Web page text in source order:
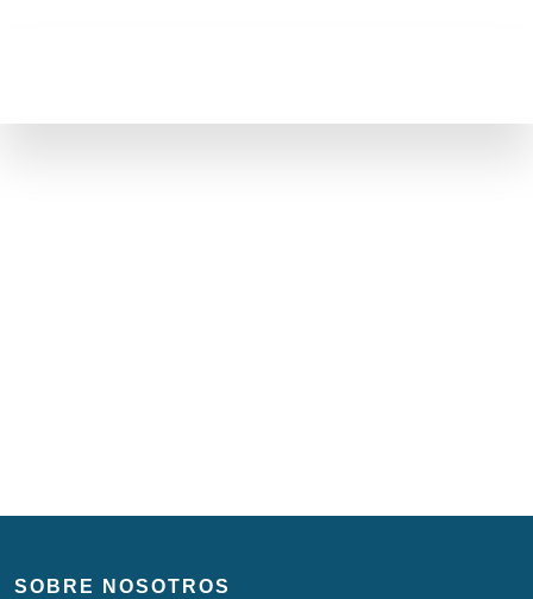
SOBRE NOSOTROS